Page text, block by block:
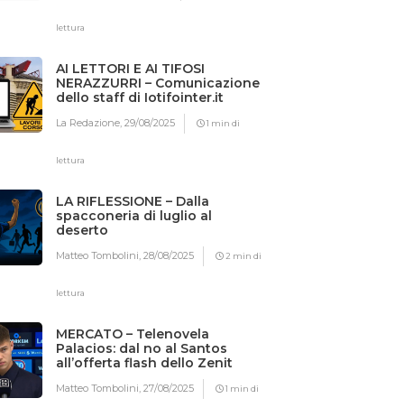
lettura
AI LETTORI E AI TIFOSI
NERAZZURRI – Comunicazione
dello staff di Iotifointer.it
La Redazione,29/08/2025 1 min di
lettura
LA RIFLESSIONE – Dalla
spacconeria di luglio al
deserto
Matteo Tombolini,28/08/2025 2 min di
lettura
MERCATO – Telenovela
Palacios: dal no al Santos
all’offerta flash dello Zenit
Matteo Tombolini,27/08/2025 1 min di